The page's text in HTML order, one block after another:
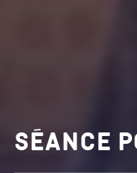
Séance